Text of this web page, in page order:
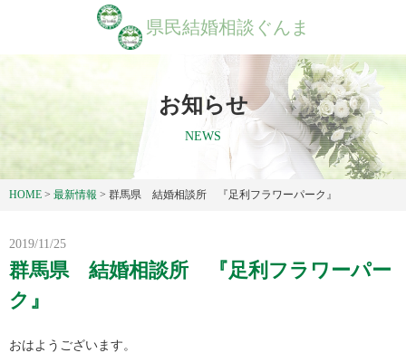
県民結婚相談ぐんま
お知らせ
NEWS
HOME > 最新情報 > 群馬県 結婚相談所 『足利フラワーパーク』
2019/11/25
群馬県 結婚相談所 『足利フラワーパー
ク』
おはようございます。